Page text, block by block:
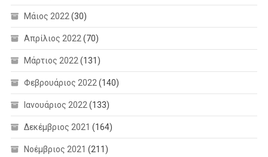
Μάιος 2022 (30)
Απρίλιος 2022 (70)
Μάρτιος 2022 (131)
Φεβρουάριος 2022 (140)
Ιανουάριος 2022 (133)
Δεκέμβριος 2021 (164)
Νοέμβριος 2021 (211)